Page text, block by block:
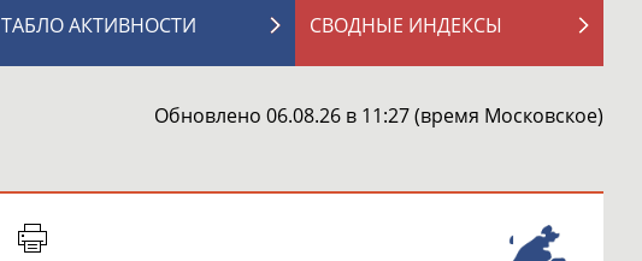
СВОДНЫЕ ИНДЕКСЫ
ТАБЛО АКТИВНОСТИ
Обновлено 06.08.26 в 11:27 (время Московское)